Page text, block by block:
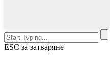
ESC за затваряне